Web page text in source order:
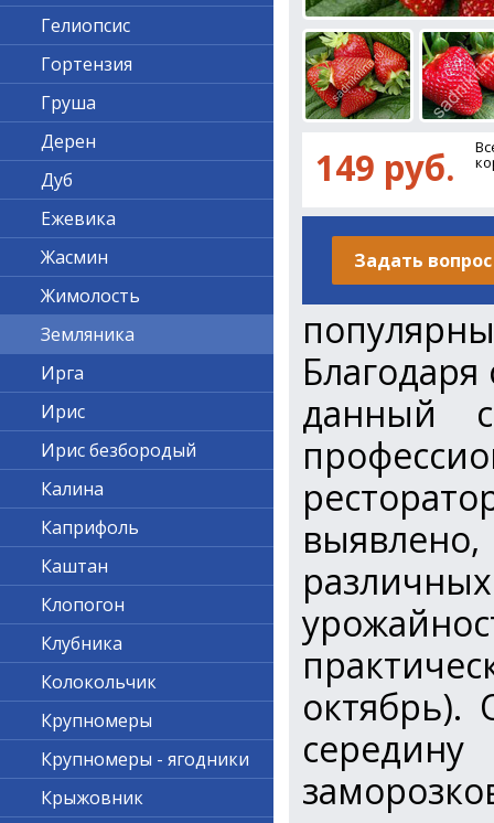
149 руб.
Задать вопрос
данный
октябрь).
Гелиопсис
Гортензия
Груша
Дерен
Дуб
Ежевика
Жасмин
Жимолость
Земляника
Ирга
Ирис
Ирис безбородый
Калина
Каприфоль
Каштан
Клопогон
Клубника
Колокольчик
Крупномеры
Крупномеры - ягодники
Крыжовник